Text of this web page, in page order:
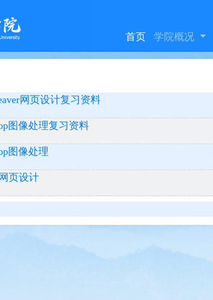
首页
学院概况
网页设计复习资料
图像处理复习资料
图像处理
页设计